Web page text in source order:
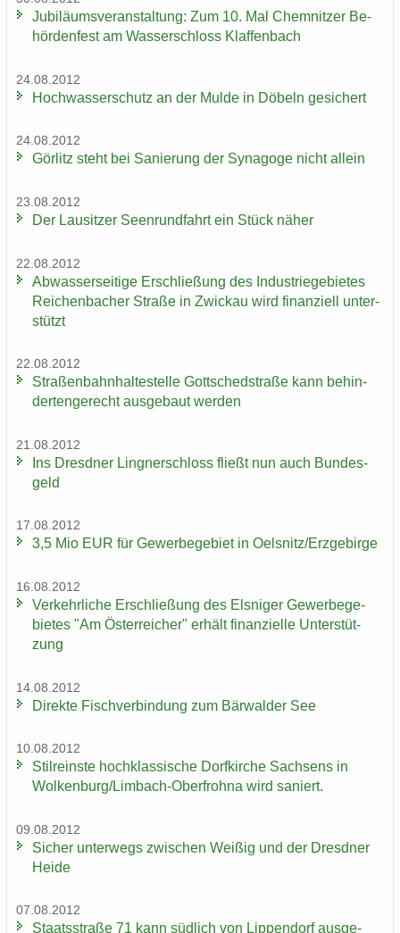
Ju­bi­lä­ums­ver­an­stal­tung: Zum 10. Mal Chem­nit­zer Be­
hör­den­fest am Was­ser­schloss Klaf­fen­bach
24.08.2012
Hoch­was­ser­schutz an der Mulde in Dö­beln ge­si­chert
24.08.2012
Gör­litz steht bei Sa­nie­rung der Syn­ago­ge nicht al­lein
23.08.2012
Der Lau­sit­zer Seen­rund­fahrt ein Stück näher
22.08.2012
Ab­was­ser­sei­ti­ge Er­schlie­ßung des In­dus­trie­ge­bie­tes
Rei­chen­ba­cher Stra­ße in Zwi­ckau wird fi­nan­zi­ell un­ter­
stützt
22.08.2012
Stra­ßen­bahn­hal­te­stel­le Gott­sched­stra­ße kann be­hin­
der­ten­ge­recht aus­ge­baut wer­den
21.08.2012
Ins Dresd­ner Ling­ner­schloss fließt nun auch Bun­des­
geld
17.08.2012
3,5 Mio EUR für Ge­wer­be­ge­biet in Oels­nitz/Erz­ge­bir­ge
16.08.2012
Ver­kehr­li­che Er­schlie­ßung des Els­ni­ger Ge­wer­be­ge­
bie­tes "Am Ös­ter­rei­cher" er­hält fi­nan­zi­el­le Un­ter­stüt­
zung
14.08.2012
Di­rek­te Fisch­ver­bin­dung zum Bär­wal­der See
10.08.2012
Stil­reins­te hoch­klas­si­sche Dorf­kir­che Sach­sens in
Wol­ken­burg/Limbach-​Oberfrohna wird sa­niert.
09.08.2012
Si­cher un­ter­wegs zwi­schen Wei­ßig und der Dresd­ner
Heide
07.08.2012
Staats­stra­ße 71 kann süd­lich von Lip­pen­dorf aus­ge­